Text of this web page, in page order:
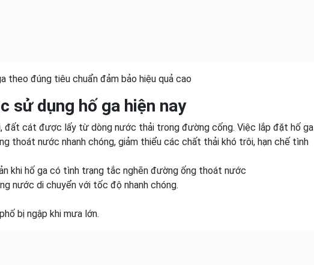
theo đúng tiêu chuẩn đảm bảo hiệu quả cao
sử dụng hố ga hiện nay
đất cát được lấy từ dòng nước thải trong đường cống. Việc lắp đặt hố ga
thoát nước nhanh chóng, giảm thiểu các chất thải khó trôi, hạn chế tình
khi hố ga có tình trạng tắc nghẽn đường ống thoát nước
nước di chuyển với tốc độ nhanh chóng.
bị ngập khi mưa lớn.